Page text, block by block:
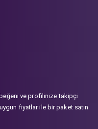
ve profilinize takipçi
fiyatlar ile bir paket satın